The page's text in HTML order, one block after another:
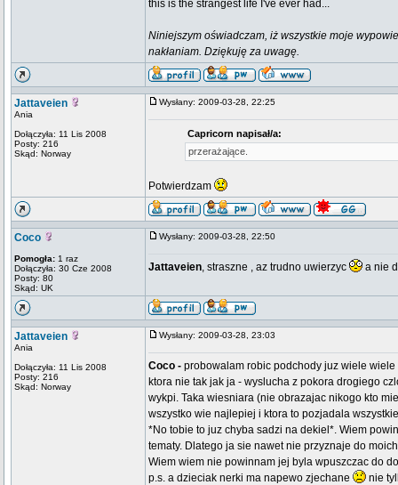
this is the strangest life I've ever had...
Niniejszym oświadczam, iż wszystkie moje
nakłaniam. Dziękuję za uwagę.
Jattaveien
Ania
Dołączyła: 11 Lis 2008
Posty: 216
Skąd: Norway
Wysłany: 2009-03-28, 22:25
Capricorn napisał/a:
przerażające.
Potwierdzam
Coco
Pomogła: 1 raz
Dołączyła: 30 Cze 2008
Posty: 80
Skąd: UK
Wysłany: 2009-03-28, 22:50
Jattaveien, straszne , az trudno uwierzyc a nie
Jattaveien
Ania
Dołączyła: 11 Lis 2008
Posty: 216
Skąd: Norway
Wysłany: 2009-03-28, 23:03
Coco - probowalam robic podchody juz wiele
ktora nie tak jak ja - wyslucha z pokora drogiego
wykpi. Taka wiesniara (nie obrazajac nikogo kto
wszystko wie najlepiej i ktora to pozjadala
*No tobie to juz chyba sadzi na dekiel*. Wiem
tematy. Dlatego ja sie nawet nie przyznaje do
Wiem wiem nie powinnam jej byla wpuszczac do
p.s. a dzieciak nerki ma napewo zjechane
nie